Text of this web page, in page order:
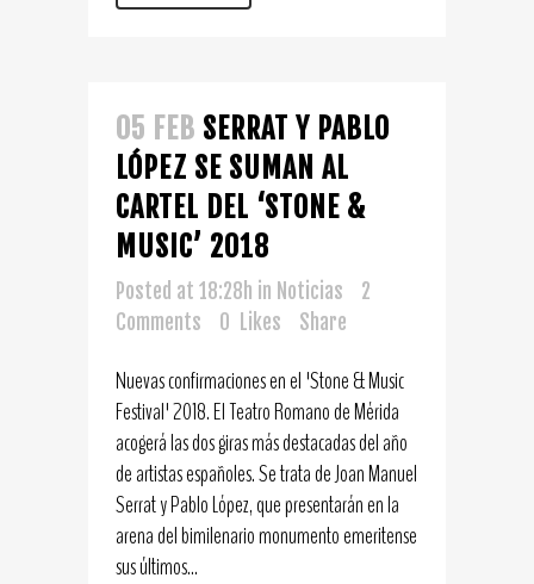
05 FEB SERRAT Y PABLO
LÓPEZ SE SUMAN AL
CARTEL DEL ‘STONE &
MUSIC’ 2018
Posted at 18:28h in Noticias
2
Comments
0 Likes Share
Nuevas confirmaciones en el 'Stone & Music
Festival' 2018. El Teatro Romano de Mérida
acogerá las dos giras más destacadas del año
de artistas españoles. Se trata de Joan Manuel
Serrat y Pablo López, que presentarán en la
arena del bimilenario monumento emeritense
sus últimos...